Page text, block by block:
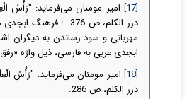
[17] امیر مومنانمی‌فرماید: "رَأْسُ
درر الکلم، ص 376. ؛
مهربانی و سود رساندن به دیگران
ابجدی عربی به فارسی، ذیل واژه
[18] امیر مومنانمی‌فرماید: "رَأْسُ
درر الکلم، ص 286.